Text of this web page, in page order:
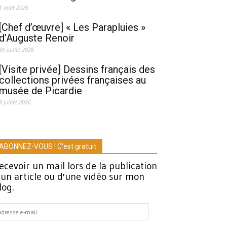
1 août 2026
[Chef d’œuvre] « Les Parapluies »
d’Auguste Renoir
juillet 2026
[Visite privée] Dessins français des
collections privées françaises au
musée de Picardie
juillet 2026
VOUS ! C'est gratuit
un mail lors de la publication
article ou d'une vidéo sur mon